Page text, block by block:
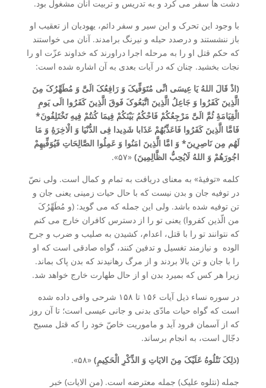
دشت ها سفر می کرد و به تدریس و تربیت آنان مشغول بود.
با وجود این تحرک و این سیر و سفر دائم، یهودیان از تعقیب او
باز ننشستند و درصدد حیله و نیرنگ برامدند. آنان می خواستند
که حکم قتل او را به مرحله اجرا دراورند که خداوند عزّت او را
نجات بخشید. چنان که در آیات بعدی به آن اشاره شده است:
(اذْ قَالَ اللهُ یَا عِیسَی انِّی مُتَوَفِّیکَ وَ رَافِعُکَ الَیَّ وَ مُطَهِّرُکَ مِنَ
الَّذِینَ کَفَرُوا وَ جَاعِلُ الَّذِینَ اتَّبَعُوکَ فَوقَ الَّذِینَ کَفَرُوا الَی یَومِ
الْقِیَامَۀِ ثُمَّ الَیَّ مَرْجِعُکُمْ فَاحْکُمُ بَیْنَکُمْ فِیمَا کُنتُمْ فِیهِ تَخْتَلِفُونَ*
فَامَّا الَّذِینَ کَفَرُوا فَاعَذِّبُهُمْ عَذَابا شَدِیدا فِی الدُّنْیَا وَ الْاخِرَۀِ وَ مَا
لَهُم مِن نَاصِرِینَ* وَ امَّا الَّذِینَ امَنُوا وَ عَمِلُوا الصَّالِحَاتِ فَیُوَفِّیهِمْ
اجُورَهُمْ وَ اللهُ لَایُحِبُّ الظَّالِمِینَ) «۵۷».
کلمه «توفیۀ» به معنای دریافت به تمام و کمال است. ولی نصّ
در توفیه جان و بدن نیست که با حال حیات زمینی یعنی جان و
تن توفیه شده باشد. ولی این جمله که می گوید: (و مُطَهِّرُکَ
من الّذین کفروا) یعنی تو را از دسترس کافران خارج می کنم
که نتوانند تو را با قتل، اعدام، کشیدن به صلیب و ضرب و جرح
الوده و نیازمند تغسیل و تدفین کنند، گواه صادقی است که او
را با جان و تن بالا بردند و از مرگ رهانیدند که بدن پاک بماند.
زیرا هر کس که بمیرد بدن او از حال طهارت خارج خواهد شد.
در سوره نساء ذیل آیات ۱۵۶ تا ۱۵۸ شرحی وافی داده شده
است که گواه حیات مادّی بدنی و جانی عیسی است؛ تا آن روز
که از آسمان فرود آید و ماموریت خاصّ خود را که قتل مسیح
دجّال است، به انجام برساند.
(ذلِکَ نَتْلُوهُ عَلَیْکَ مِنَ الایَاتِ وَ الذِّکْرِ الْحَکِیمِ) «۵۸».
جمله (نتلوه علیک) جمله معترضه است. (من الایات) خبر